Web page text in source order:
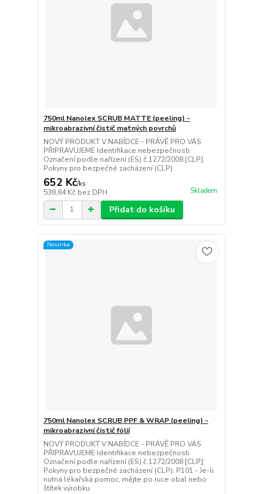
750ml Nanolex SCRUB MATTE (peeling) -
mikroabrazivní čistič matných povrchů
NOVÝ PRODUKT V NABÍDCE - PRÁVĚ PRO VÁS
PŘIPRAVUJEME Identifikace nebezpečnosti
Označení podle nařízení (ES) č.1272/2008 [CLP]
Pokyny pro bezpečné zacházení (CLP)
652 Kč/ks
538,84 Kč bez DPH Skladem
Přidat do košíku
Novinka
750ml Nanolex SCRUB PPF & WRAP (peeling) -
mikroabrazivní čistič fólií
NOVÝ PRODUKT V NABÍDCE - PRÁVĚ PRO VÁS
PŘIPRAVUJEME Identifikace nebezpečnosti
Označení podle nařízení (ES) č.1272/2008 [CLP]
Pokyny pro bezpečné zacházení (CLP): P101 - Je-li
nutná lékařská pomoc, mějte po ruce obal nebo
štítek výrobku.